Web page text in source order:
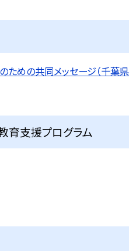
めの共同メッセージ（千葉県
育支援プログラム